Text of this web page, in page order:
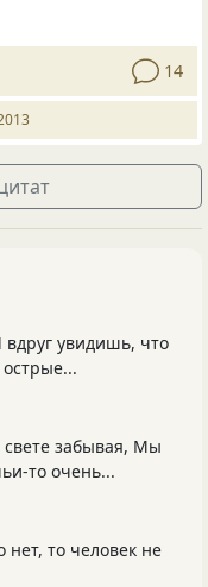
14
увидишь, что
забывая, Мы
то очень...
нет, то человек не